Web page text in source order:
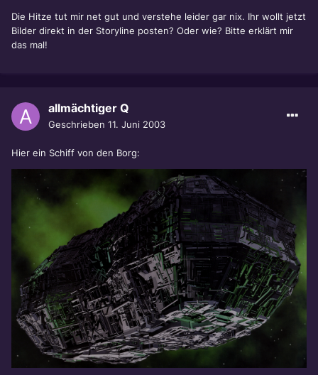
Die Hitze tut mir net gut und verstehe leider gar nix. Ihr wollt jetzt
Bilder direkt in der Storyline posten? Oder wie? Bitte erklärt mir
das mal!
allmächtiger Q
Geschrieben 11. Juni 2003
Hier ein Schiff von den Borg: